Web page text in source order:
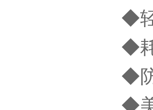
◆
◆
◆
◆